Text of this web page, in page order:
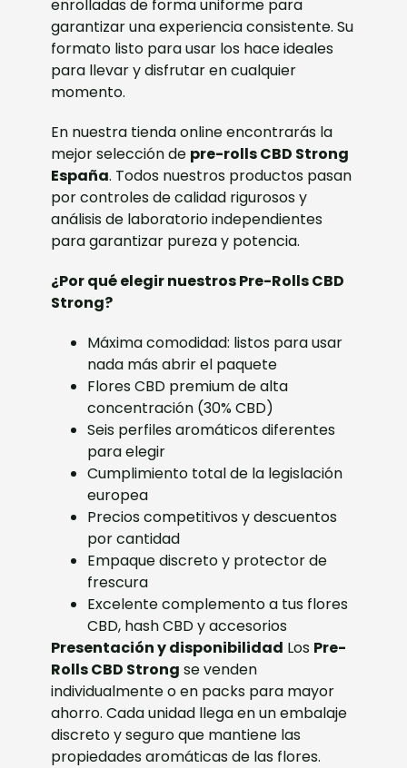
enrolladas de forma uniforme para
garantizar una experiencia consistente. Su
formato listo para usar los hace ideales
para llevar y disfrutar en cualquier
momento.
En nuestra tienda online encontrarás la
mejor selección de pre-rolls CBD Strong
España. Todos nuestros productos pasan
por controles de calidad rigurosos y
análisis de laboratorio independientes
para garantizar pureza y potencia.
¿Por qué elegir nuestros Pre-Rolls CBD
Strong?
Máxima comodidad: listos para usar
nada más abrir el paquete
Flores CBD premium de alta
concentración (30% CBD)
Seis perfiles aromáticos diferentes
para elegir
Cumplimiento total de la legislación
europea
Precios competitivos y descuentos
por cantidad
Empaque discreto y protector de
frescura
Excelente complemento a tus flores
CBD, hash CBD y accesorios
Presentación y disponibilidad Los Pre-
Rolls CBD Strong se venden
individualmente o en packs para mayor
ahorro. Cada unidad llega en un embalaje
discreto y seguro que mantiene las
propiedades aromáticas de las flores.